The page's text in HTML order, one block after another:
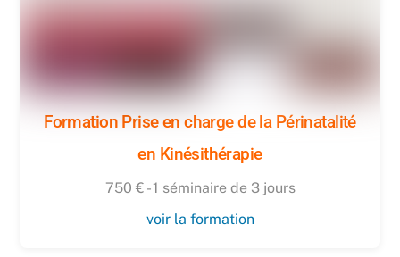
Formation Prise en charge de la Périnatalité
en Kinésithérapie
750 € - 1 séminaire de 3 jours
voir la formation